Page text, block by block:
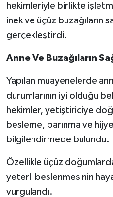
hekimleriyle birlikte
inek ve üçüz buzağıların
gerçekleştirdi.
Anne Ve Buzağıların
Yapılan muayenelerde
durumlarının iyi olduğu
hekimler, yetiştiriciye
besleme, barınma ve
bilgilendirmede bulundu.
Özellikle üçüz
yeterli beslenmesinin
vurgulandı.